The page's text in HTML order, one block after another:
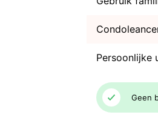
Persoonlijke
Geen